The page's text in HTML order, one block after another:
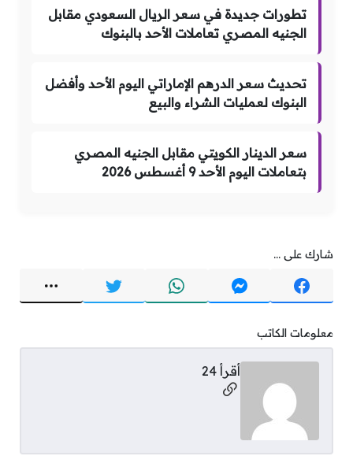
تطورات جديدة في سعر الريال السعودي مقابل
الجنيه المصري تعاملات الأحد بالبنوك
تحديث سعر الدرهم الإماراتي اليوم الأحد وأفضل
البنوك لعمليات الشراء والبيع
سعر الدينار الكويتي مقابل الجنيه المصري
بتعاملات اليوم الأحد 9 أغسطس 2026
شارك على ...
معلومات الكاتب
أقرأ 24
مواقع التواصل